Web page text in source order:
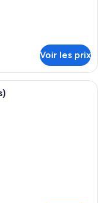
Voir les prix
forts dans les